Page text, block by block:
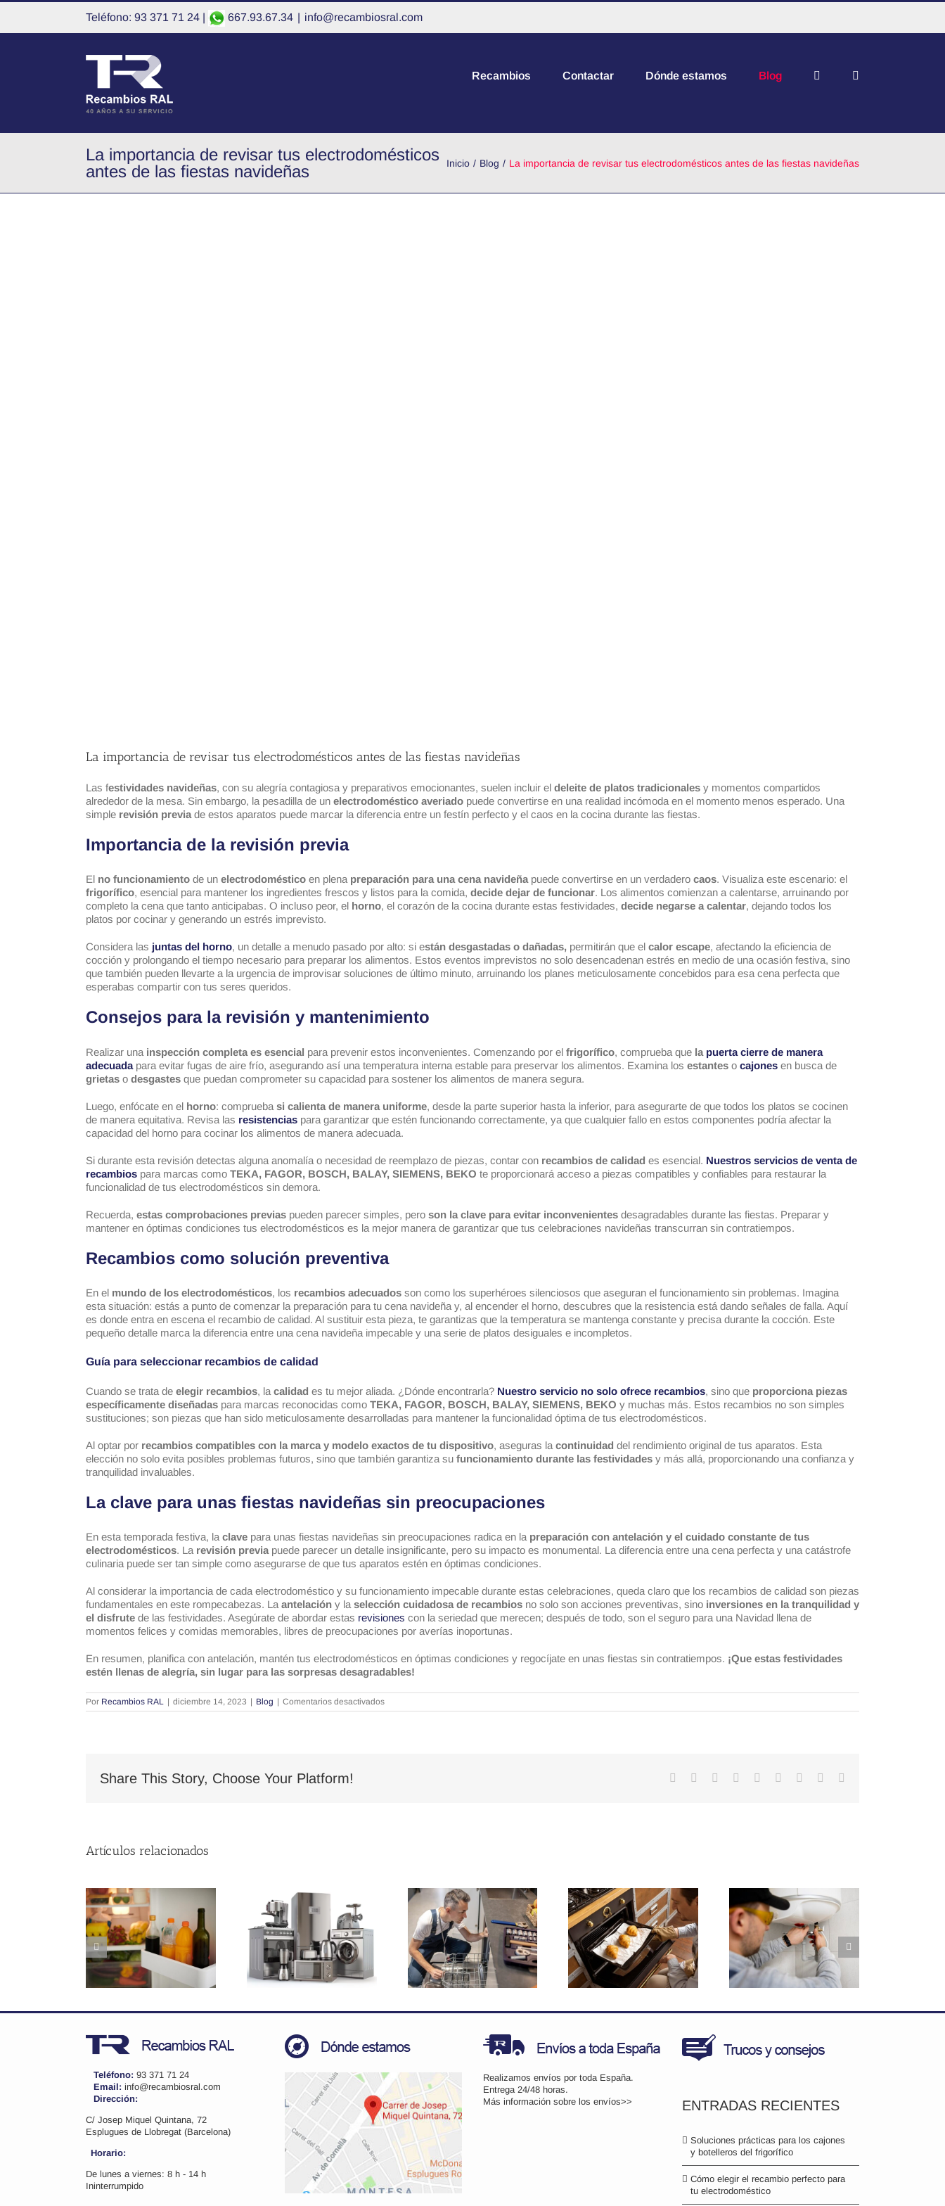
Saltar
contenido
Teléfono: 93 371 71 24 | 667.93.67.34 | info@recambiosral.com
Recambios Contactar Dónde estamos Blog
La importancia de revisar tus electrodomésticos
antes de las fiestas navideñas
Inicio Blog La importancia de revisar tus electrodomésticos antes de las fiestas navideñas
La importancia de revisar tus electrodomésticos antes de las fiestas navideñas
Las festividades navideñas, con su alegría contagiosa y preparativos emocionantes, suelen incluir el deleite de platos tradicionales y momentos compartidos
alrededor de la mesa. Sin embargo, la pesadilla de un electrodoméstico averiado puede convertirse en una realidad incómoda en el momento menos esperado. Una
simple revisión previa de estos aparatos puede marcar la diferencia entre un festín perfecto y el caos en la cocina durante las fiestas.
Importancia de la revisión previa
El no funcionamiento de un electrodoméstico en plena preparación para una cena navideña puede convertirse en un verdadero caos. Visualiza este escenario: el
frigorífico, esencial para mantener los ingredientes frescos y listos para la comida, decide dejar de funcionar. Los alimentos comienzan a calentarse, arruinando por
completo la cena que tanto anticipabas. O incluso peor, el horno, el corazón de la cocina durante estas festividades, decide negarse a calentar, dejando todos los
platos por cocinar y generando un estrés imprevisto.
Considera las juntas del horno, un detalle a menudo pasado por alto: si están desgastadas o dañadas, permitirán que el calor escape, afectando la eficiencia de
cocción y prolongando el tiempo necesario para preparar los alimentos. Estos eventos imprevistos no solo desencadenan estrés en medio de una ocasión festiva, sino
que también pueden llevarte a la urgencia de improvisar soluciones de último minuto, arruinando los planes meticulosamente concebidos para esa cena perfecta que
esperabas compartir con tus seres queridos.
Consejos para la revisión y mantenimiento
Realizar una inspección completa es esencial para prevenir estos inconvenientes. Comenzando por el frigorífico, comprueba que la puerta cierre de manera
adecuada para evitar fugas de aire frío, asegurando así una temperatura interna estable para preservar los alimentos. Examina los estantes o cajones en busca de
grietas o desgastes que puedan comprometer su capacidad para sostener los alimentos de manera segura.
Luego, enfócate en el horno: comprueba si calienta de manera uniforme, desde la parte superior hasta la inferior, para asegurarte de que todos los platos se cocinen
de manera equitativa. Revisa las resistencias para garantizar que estén funcionando correctamente, ya que cualquier fallo en estos componentes podría afectar la
capacidad del horno para cocinar los alimentos de manera adecuada.
Si durante esta revisión detectas alguna anomalía o necesidad de reemplazo de piezas, contar con recambios de calidad es esencial. Nuestros servicios de venta de
recambios para marcas como TEKA, FAGOR, BOSCH, BALAY, SIEMENS, BEKO te proporcionará acceso a piezas compatibles y confiables para restaurar la
funcionalidad de tus electrodomésticos sin demora.
Recuerda, estas comprobaciones previas pueden parecer simples, pero son la clave para evitar inconvenientes desagradables durante las fiestas. Preparar y
mantener en óptimas condiciones tus electrodomésticos es la mejor manera de garantizar que tus celebraciones navideñas transcurran sin contratiempos.
Recambios como solución preventiva
En el mundo de los electrodomésticos, los recambios adecuados son como los superhéroes silenciosos que aseguran el funcionamiento sin problemas. Imagina
esta situación: estás a punto de comenzar la preparación para tu cena navideña y, al encender el horno, descubres que la resistencia está dando señales de falla. Aquí
es donde entra en escena el recambio de calidad. Al sustituir esta pieza, te garantizas que la temperatura se mantenga constante y precisa durante la cocción. Este
pequeño detalle marca la diferencia entre una cena navideña impecable y una serie de platos desiguales e incompletos.
Guía para seleccionar recambios de calidad
Cuando se trata de elegir recambios, la calidad es tu mejor aliada. ¿Dónde encontrarla? Nuestro servicio no solo ofrece recambios, sino que proporciona piezas
específicamente diseñadas para marcas reconocidas como TEKA, FAGOR, BOSCH, BALAY, SIEMENS, BEKO y muchas más. Estos recambios no son simples
sustituciones; son piezas que han sido meticulosamente desarrolladas para mantener la funcionalidad óptima de tus electrodomésticos.
Al optar por recambios compatibles con la marca y modelo exactos de tu dispositivo, aseguras la continuidad del rendimiento original de tus aparatos. Esta
elección no solo evita posibles problemas futuros, sino que también garantiza su funcionamiento durante las festividades y más allá, proporcionando una confianza y
tranquilidad invaluables.
La clave para unas fiestas navideñas sin preocupaciones
En esta temporada festiva, la clave para unas fiestas navideñas sin preocupaciones radica en la preparación con antelación y el cuidado constante de tus
electrodomésticos. La revisión previa puede parecer un detalle insignificante, pero su impacto es monumental. La diferencia entre una cena perfecta y una catástrofe
culinaria puede ser tan simple como asegurarse de que tus aparatos estén en óptimas condiciones.
Al considerar la importancia de cada electrodoméstico y su funcionamiento impecable durante estas celebraciones, queda claro que los recambios de calidad son piezas
fundamentales en este rompecabezas. La antelación y la selección cuidadosa de recambios no solo son acciones preventivas, sino inversiones en la tranquilidad y
el disfrute de las festividades. Asegúrate de abordar estas revisiones con la seriedad que merecen; después de todo, son el seguro para una Navidad llena de
momentos felices y comidas memorables, libres de preocupaciones por averías inoportunas.
En resumen, planifica con antelación, mantén tus electrodomésticos en óptimas condiciones y regocíjate en unas fiestas sin contratiempos. ¡Que estas festividades
estén llenas de alegría, sin lugar para las sorpresas desagradables!
Por Recambios RAL | diciembre 14, 2023 | Blog | Comentarios desactivadosen
La
Share This Story, Choose Your Platform! Facebook Reddit LinkedInWhatsApp
TumblrPinterest
Artículos relacionados
Cómo elegir el
recambio
perfecto para tu
electrodoméstico
¿Por qué mi
lavavajillas no
desagua
correctamente?
Soluciones para
fugas de calor
en tu horno
Piezas clave en
calentadores de
agua, ¿ómo
prolongar su
vida?
Teléfono: 93 371 71 24
Email: info@recambiosral.com
Dirección:
C/ Josep Miquel Quintana, 72
Esplugues de Llobregat (Barcelona)
Horario:
De lunes a viernes: 8 h - 14 h
Ininterrumpido
Realizamos envíos por toda España.
Entrega 24/48 horas.
Más información sobre los envíos>> ENTRADAS RECIENTES
Soluciones prácticas para los cajones
y botelleros del frigorífico
Cómo elegir el recambio perfecto para
tu electrodoméstico